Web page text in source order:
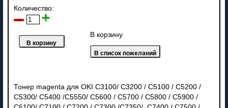
Количество:
В корзину
Тонер magenta для OKI C3100/ C3200 / C5100 / C5200 /
C5300/ C5400 /C5550/ C5600 / C5700 / C5800 / C5900 /